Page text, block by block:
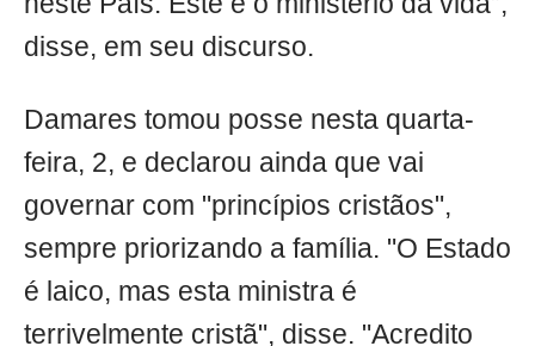
disse, em seu discurso.
Damares tomou posse nesta quarta-
feira, 2, e declarou ainda que vai
governar com "princípios cristãos",
sempre priorizando a família. "O Estado
é laico, mas esta ministra é
terrivelmente cristã", disse. "Acredito